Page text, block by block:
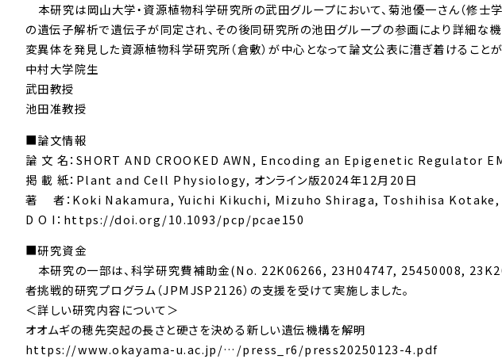
本研究は岡山大学・資源植物科学研究所の武田グループにおいて、菊池優一さん（修士
の遺伝子解析で遺伝子が同定され、その後同研究所の池田グループの参画により詳細な
変異体を発見した資源植物科学研究所（倉敷）が中心となって論文公表に漕ぎ着けることが
中村大学院生
武田教授
池田准教授
■論文情報
論 文 名：SHORT AND CROOKED AWN, Encoding an Epigenetic
掲 載 紙：Plant and Cell Physiology, オンライン版2024年12月20日
著 者：Koki Nakamura, Yuichi Kikuchi, Mizuho Shiraga, Toshihisa
D O I：https://doi.org/10.1093/pcp/pcae150
■研究資金
本研究の一部は、科学研究費補助金(No. 22K06266, 23H04747, 25450008,
者挑戦的研究プログラム（JPMJSP2126）の支援を受けて実施しました。
＜詳しい研究内容について＞
オオムギの穂先突起の長さと硬さを決める新しい遺伝機構を解明
https://www.okayama-u.ac.jp/…/press_r6/press20250123-4.pdf